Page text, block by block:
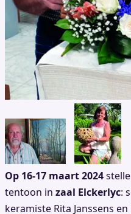
Op 16-17 maart 2024
tentoon in zaal Elckerlyc:
keramiste Rita Janssens